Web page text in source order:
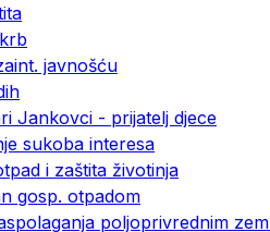
javnošću
Jankovci - prijatelj djece
sukoba interesa
i zaštita životinja
gosp. otpadom
poljoprivrednim